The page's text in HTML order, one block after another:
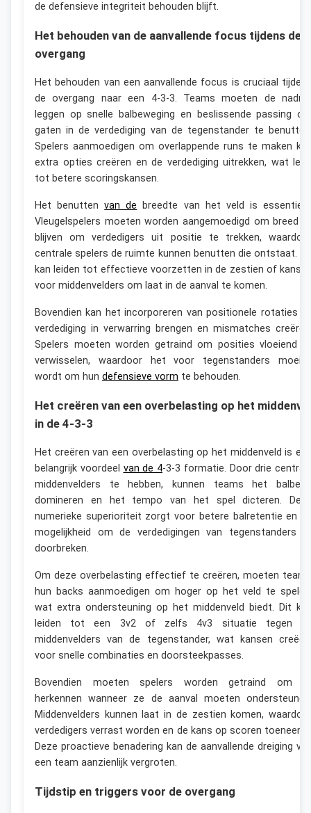
de defensieve integriteit behouden blijft.
Het behouden van de aanvallende focus tijdens de
overgang
Het behouden van een aanvallende focus is cruciaal
de overgang naar een 4-3-3. Teams moeten de
leggen op snelle balbeweging en beslissende passing
gaten in de verdediging van de tegenstander te
Spelers aanmoedigen om overlappende runs te maken
extra opties creëren en de verdediging uitrekken, wat
tot betere scoringskansen.
Het benuttenvan de breedte van het veld is
Vleugelspelers moeten worden aangemoedigd om breed
blijven om verdedigers uit positie te trekken,
centrale spelers de ruimte kunnen benutten die ontstaat.
kan leiden tot effectieve voorzetten in de zestien of
voor middenvelders om laat in de aanval te komen.
Bovendien kan het incorporeren van positionele rotaties
verdediging in verwarring brengen en mismatches
Spelers moeten worden getraind om posities vloeiend
verwisselen, waardoor het voor tegenstanders
wordt om hun defensieve vorm te behouden.
Het creëren van een overbelasting op het
in de 4-3-3
Het creëren van een overbelasting op het middenveld is
belangrijk voordeel van de 4-3-3 formatie. Door drie
middenvelders te hebben, kunnen teams het
domineren en het tempo van het spel dicteren.
numerieke superioriteit zorgt voor betere balretentie en
mogelijkheid om de verdedigingen van tegenstanders
doorbreken.
Om deze overbelasting effectief te creëren, moeten
hun backs aanmoedigen om hoger op het veld te
wat extra ondersteuning op het middenveld biedt. Dit
leiden tot een 3v2 of zelfs 4v3 situatie tegen
middenvelders van de tegenstander, wat kansen
voor snelle combinaties en doorsteekpasses.
Bovendien moeten spelers worden getraind om
herkennen wanneer ze de aanval moeten
Middenvelders kunnen laat in de zestien komen,
verdedigers verrast worden en de kans op scoren
Deze proactieve benadering kan de aanvallende dreiging
een team aanzienlijk vergroten.
Tijdstip en triggers voor de overgang